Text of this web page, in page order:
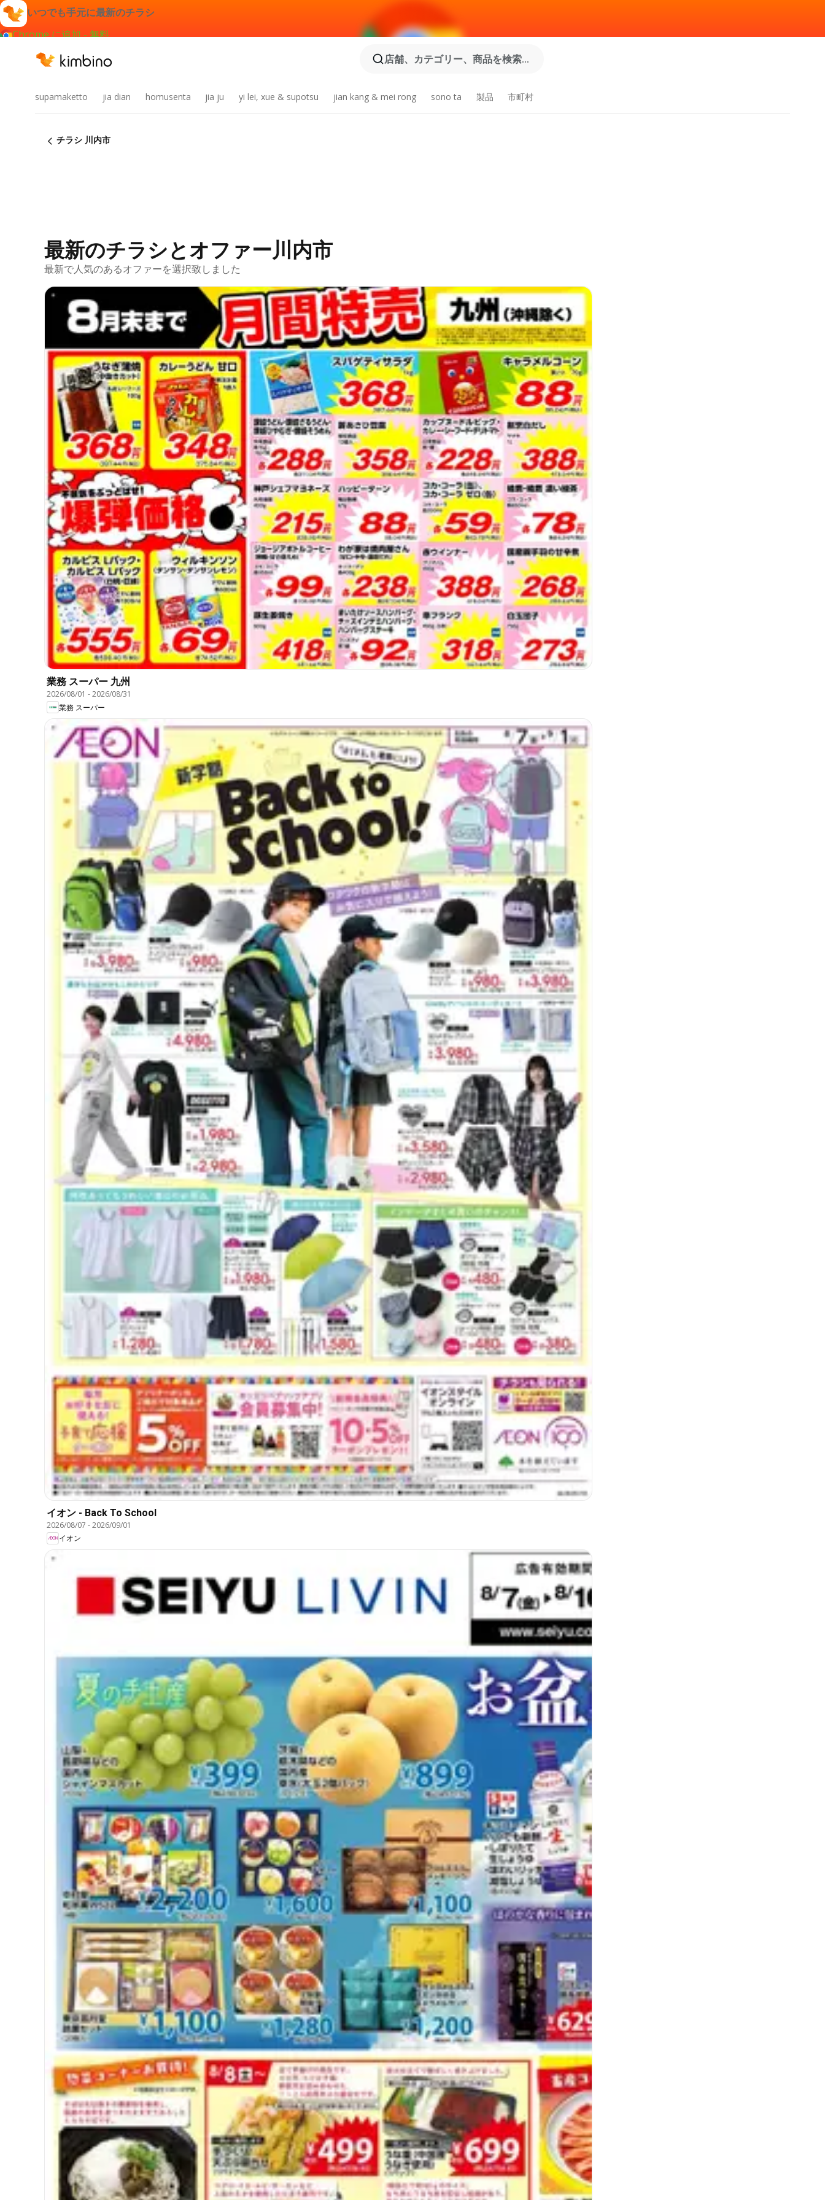
いつでも手元に最新のチラシ
Chrome に追加 - 無料
店舗、カテゴリー、商品を検索...
supamaketto jia dian homusenta jia ju yi lei, xue & supotsu jian kang & mei rong sono ta 製品 市町村
チラシ 川内市
最新のチラシとオファー川内市
最新で人気のあるオファーを選択致しました
業務 スーパー 九州
2026/08/01 -2026/08/31
業務 スーパー
イオン - Back To School
2026/08/07 -2026/09/01
イオン